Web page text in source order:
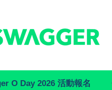
O Day 2026 活動報名